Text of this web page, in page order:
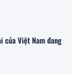
của Việt Nam đang